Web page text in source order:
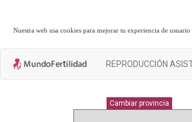
Nuestra web usa cookies para mejorar tu experiencia de
REPRODUCCIÓN
Cambiar provincia